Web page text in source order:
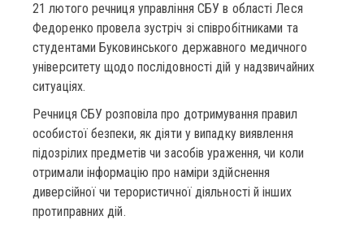
21 лютого речниця управління СБУ в області Леся
Федоренко провела зустріч зі співробітниками та
студентами Буковинського державного медичного
університету щодо послідовності дій у надзвичайних
ситуаціях.
Речниця СБУ розповіла про дотримування правил
особистої безпеки, як діяти у випадку виявлення
підозрілих предметів чи засобів ураження, чи коли
отримали інформацію про наміри здійснення
диверсійної чи терористичної діяльності й інших
протиправних дій.